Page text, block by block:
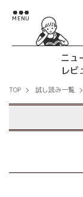
ニュ
レビ
TOP 試し読み一覧